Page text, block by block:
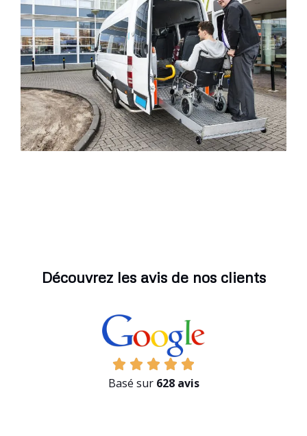
Découvrez les avis de nos clients
Basé sur 628 avis